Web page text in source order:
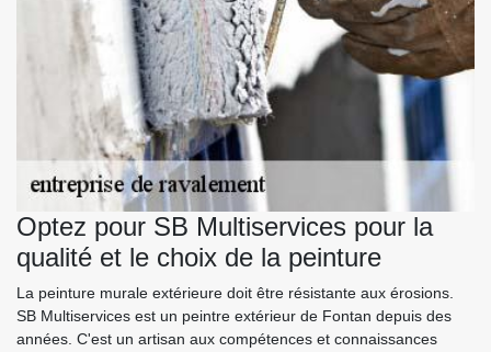
Optez pour SB Multiservices pour la
qualité et le choix de la peinture
La peinture murale extérieure doit être résistante aux érosions.
SB Multiservices est un peintre extérieur de Fontan depuis des
années. C'est un artisan aux compétences et connaissances